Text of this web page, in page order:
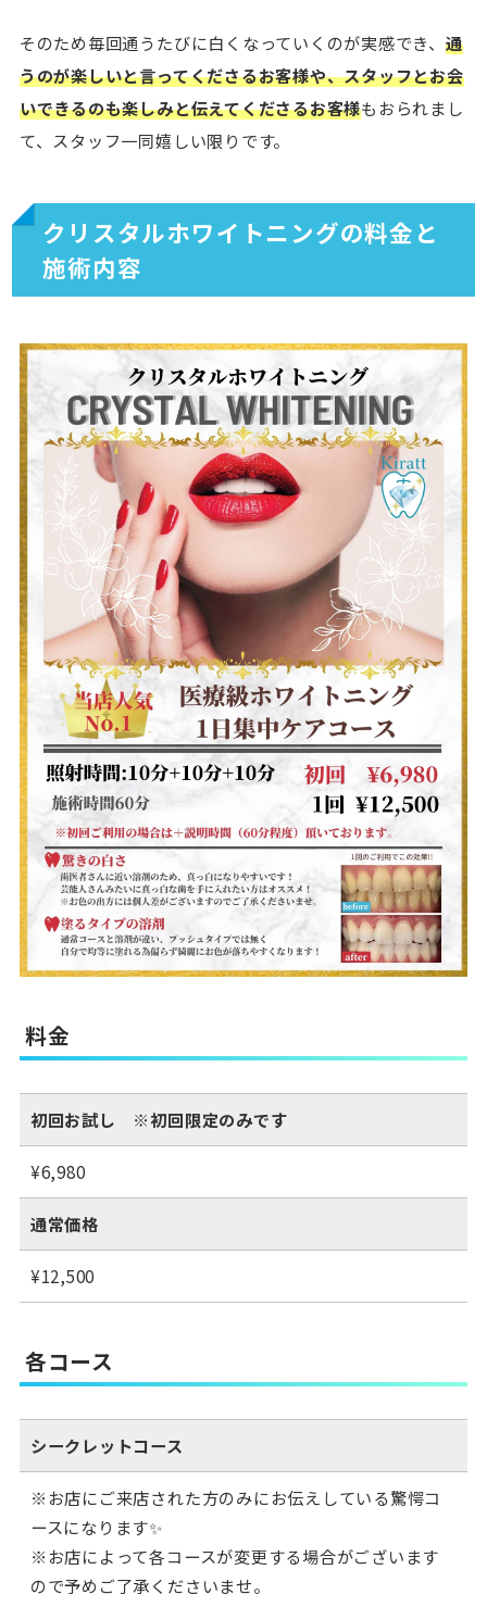
そのため毎回通うたびに白くなっていくのが実感でき、 通
うのが楽しいと言ってくださるお客様や、スタッフとお会
いできるのも楽しみと伝えてくださるお客様もおられまし
て、スタッフ一同嬉しい限りです。
クリスタルホワイトニングの料金と
施術内容
料金
初回お試し ※初回限定のみです
¥6,980
通常価格
¥12,500
各コース
シークレットコース
※お店にご来店された方のみにお伝えしている驚愕コ
ースになります✨
※お店によって各コースが変更する場合がございます
ので予めご了承くださいませ。